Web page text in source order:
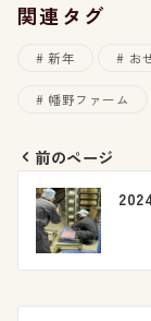
関連タグ
新年 お
幡野ファーム
投
稿
前のページ